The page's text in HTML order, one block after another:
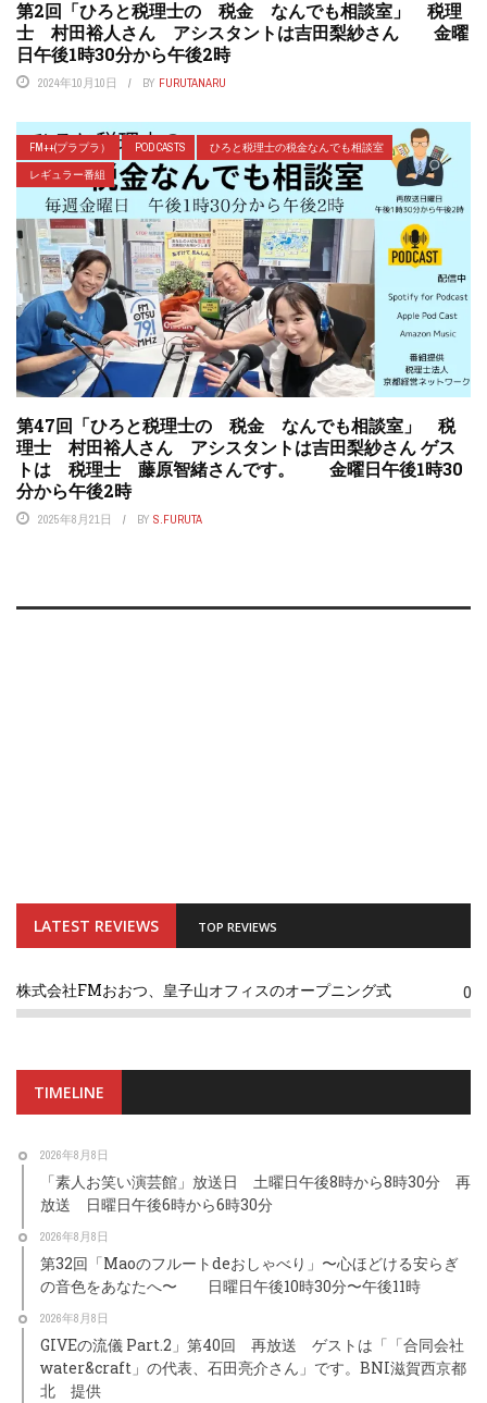
第2回「ひろと税理士の 税金 なんでも相談室」 税理
士 村田裕人さん アシスタントは吉田梨紗さん 金曜
日午後1時30分から午後2時
2024年10月10日 BY FURUTANARU
FM++(プラプラ） POD CASTS
ひろと税理士の税金なんでも相談室
レギュラー番組
第47回「ひろと税理士の 税金 なんでも相談室」 税
理士 村田裕人さん アシスタントは吉田梨紗さん ゲス
トは 税理士 藤原智緒さんです。 金曜日午後1時30
分から午後2時
2025年8月21日 BY S.FURUTA
LATEST REVIEWS TOP REVIEWS
株式会社FMおおつ、皇子山オフィスのオープニング式 0
TIMELINE
2026年8月8日
「素人お笑い演芸館」放送日 土曜日午後8時から8時30分 再
放送 日曜日午後6時から6時30分
2026年8月8日
第32回「Maoのフルートdeおしゃべり」〜心ほどける安らぎ
の音色をあなたへ〜 日曜日午後10時30分〜午後11時
2026年8月8日
GIVEの流儀 Part.2」第40回 再放送 ゲストは「「合同会社
water&craft」の代表、石田亮介さん」です。BNI滋賀西京都
北 提供